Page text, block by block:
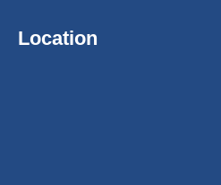
Location